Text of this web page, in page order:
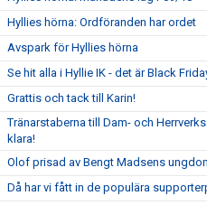
Hyllies hörna: Ordföranden har ordet
Avspark för Hyllies hörna
Se hit alla i Hyllie IK - det är Black
Grattis och tack till Karin!
Tränarstaberna till Dam- och
klara!
Olof prisad av Bengt Madsens
Då har vi fått in de populära